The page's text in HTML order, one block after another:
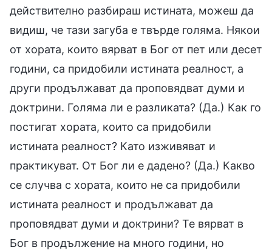
действително разбираш истината, можеш да
видиш, че тази загуба е твърде голяма. Някои
от хората, които вярват в Бог от пет или десет
години, са придобили истината реалност, а
други продължават да проповядват думи и
доктрини. Голяма ли е разликата? (Да.) Как го
постигат хората, които са придобили
истината реалност? Като изживяват и
практикуват. От Бог ли е дадено? (Да.) Какво
се случва с хората, които не са придобили
истината реалност и продължават да
проповядват думи и доктрини? Те вярват в
Бог в продължение на много години, но